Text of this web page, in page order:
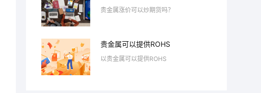
贵金属涨价可以炒期货吗？
贵金属可以提供ROHS
以贵金属可以提供ROHS